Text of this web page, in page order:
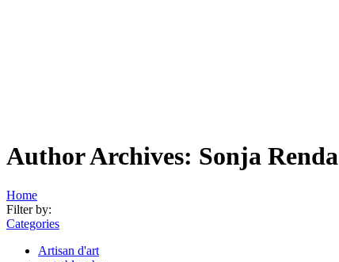
Author Archives: Sonja Renda
Home
Filter by:
Categories
Artisan d'art